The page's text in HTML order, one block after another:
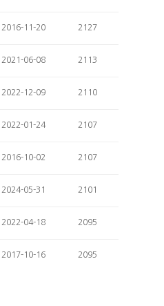
2016-11-20 2127
2021-06-08 2113
2022-12-09 2110
2022-01-24 2107
2016-10-02 2107
2024-05-31 2101
2022-04-18 2095
2017-10-16 2095